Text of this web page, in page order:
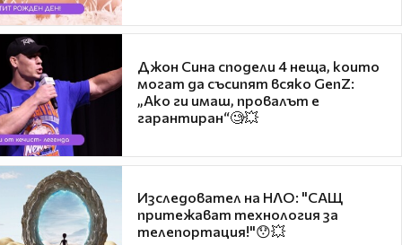
Джон Сина сподели 4 неща, които
могат да съсипят всяко GenZ:
„Ако ги имаш, провалът е
гарантиран“🧐💥
Изследовател на НЛО: "САЩ
притежават технология за
телепортация!"😯💥